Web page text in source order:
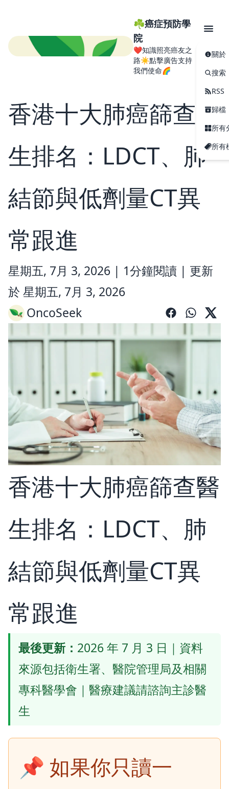
☘️癌症預防學
院
❤️知識照亮癌友之
路☀️點擊廣告支持
我們使命🌈
關於
搜索
RSS
歸檔
所有
所有
香港十大肺癌篩查醫
生排名：LDCT、肺
結節與低劑量CT異
常跟進
星期五, 7月 3, 2026 | 1分鐘閱讀 | 更新
於 星期五, 7月 3, 2026
OncoSeek
香港十大肺癌篩查醫
生排名：LDCT、肺
結節與低劑量CT異
常跟進
最後更新： 2026 年 7 月 3 日｜資料
來源包括衛生署、醫院管理局及相關
專科醫學會｜醫療建議請諮詢主診醫
生
📌 如果你只讀一